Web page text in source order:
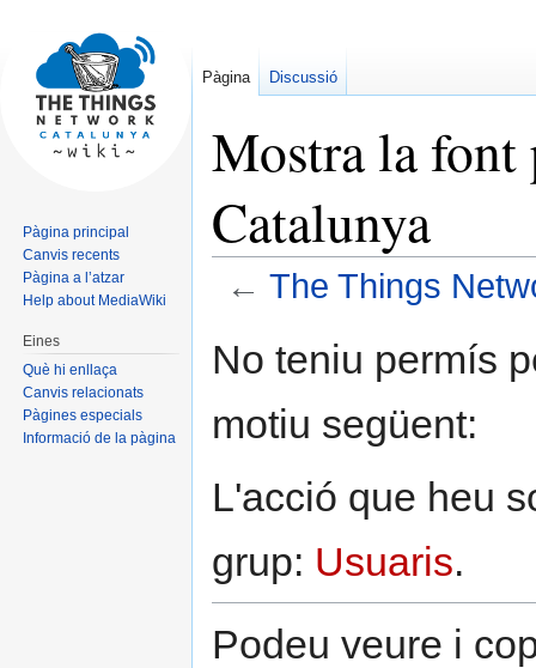
Mostra la font
Catalunya
← The Things
toto
No teniu permís
motiu següent:
L'acció que heu
grup: Usuaris.
Podeu veure i
Pàgina Discussió
Pàgina principal
Canvis recents
Pàgina a l’atzar
Help about MediaWiki
Eines
Què hi enllaça
Canvis relacionats
Pàgines especials
Informació de la pàgina